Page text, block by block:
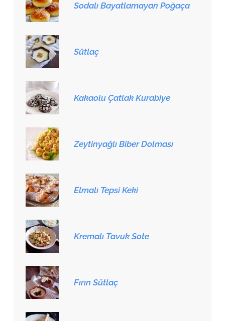
Sodalı Bayatlamayan Poğaça
Sütlaç
Kakaolu Çatlak Kurabiye
Zeytinyağlı Biber Dolması
Elmalı Tepsi Keki
Kremalı Tavuk Sote
Fırın Sütlaç